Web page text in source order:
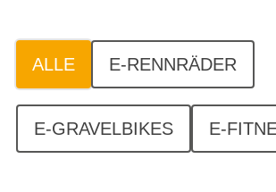
ALLE E-RENNRÄDER
E-GRAVELBIKES E-